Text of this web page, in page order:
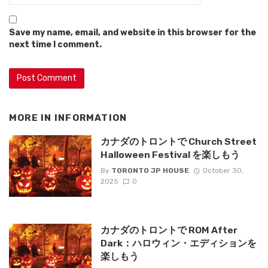
Save my name, email, and website in this browser for the
next time I comment.
MORE IN INFORMATION
カナダのトロントで Church Street
Halloween Festival を楽しもう
By TORONTO JP HOUSE
October 30,
2025
0
カナダのトロントで ROM After
Dark：ハロウィン・エディションを
楽しもう